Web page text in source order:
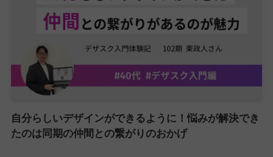
自分らしいデザインができるように！悩みが解決でき
たのは同期の仲間との繋がりのおかげ